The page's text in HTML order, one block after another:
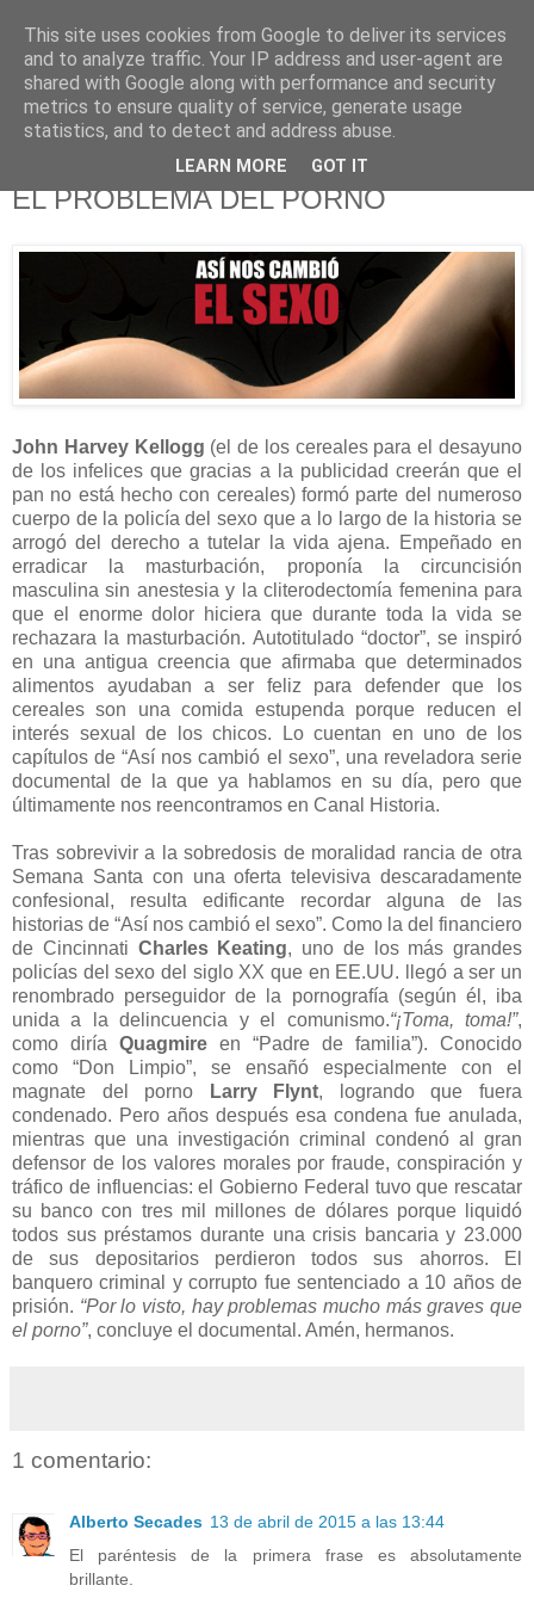
625 RANAS
LA TELEVISIÓN DESDE EL PUNTO DE VISTA BATRACIO
EL PROBLEMA DEL PORNO
John Harvey Kellogg (el de los cereales para el desayuno
de los infelices que gracias a la publicidad creerán que el
pan no está hecho con cereales) formó parte del numeroso
cuerpo de la policía del sexo que a lo largo de la historia se
arrogó del derecho a tutelar la vida ajena. Empeñado en
erradicar la masturbación, proponía la circuncisión
masculina sin anestesia y la cliterodectomía femenina para
que el enorme dolor hiciera que durante toda la vida se
rechazara la masturbación. Autotitulado “doctor”, se inspiró
en una antigua creencia que afirmaba que determinados
alimentos ayudaban a ser feliz para defender que los
cereales son una comida estupenda porque reducen el
interés sexual de los chicos. Lo cuentan en uno de los
capítulos de “Así nos cambió el sexo”, una reveladora serie
documental de la que ya hablamos en su día, pero que
últimamente nos reencontramos en Canal Historia.
Tras sobrevivir a la sobredosis de moralidad rancia de otra
Semana Santa con una oferta televisiva descaradamente
confesional, resulta edificante recordar alguna de las
historias de “Así nos cambió el sexo”. Como la del financiero
de Cincinnati Charles Keating, uno de los más grandes
policías del sexo del siglo XX que en EE.UU. llegó a ser un
renombrado perseguidor de la pornografía (según él, iba
unida a la delincuencia y el comunismo.“¡Toma, toma!”,
como diría Quagmire en “Padre de familia”). Conocido
como “Don Limpio”, se ensañó especialmente con el
magnate del porno
Larry Flynt, logrando que fuera
condenado. Pero años después esa condena fue anulada,
mientras que una investigación criminal condenó al gran
defensor de los valores morales por fraude, conspiración y
tráfico de influencias: el Gobierno Federal tuvo que rescatar
su banco con tres mil millones de dólares porque liquidó
todos sus préstamos durante una crisis bancaria y 23.000
de sus depositarios perdieron todos sus ahorros. El
banquero criminal y corrupto fue sentenciado a 10 años de
prisión. “Por lo visto, hay problemas mucho más graves que
el porno”, concluye el documental. Amén, hermanos.
1 comentario:
Alberto Secades 13 de abril de 2015 a las 13:44
El paréntesis de la primera frase es absolutamente
brillante.
This site uses cookies from Google to deliver its services
and to analyze traffic. Your IP address and user-agent are
shared with Google along with performance and security
metrics to ensure quality of service, generate usage
statistics, and to detect and address abuse.
LEARN MORE GOT IT